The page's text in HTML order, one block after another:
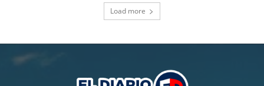
Load more